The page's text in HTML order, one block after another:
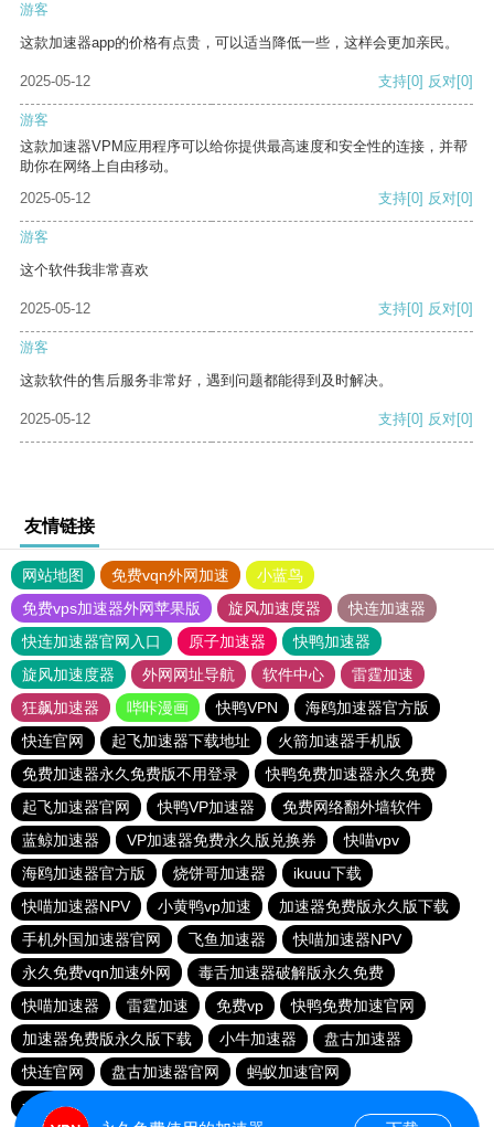
游客
这款加速器app的价格有点贵，可以适当降低一些，这样会更加亲民。
2025-05-12 支持[0] 反对[0]
游客
这款加速器VPM应用程序可以给你提供最高速度和安全性的连接，并帮
助你在网络上自由移动。
2025-05-12
支持[0] 反对[0]
游客
这个软件我非常喜欢
2025-05-12 支持[0] 反对[0]
游客
这款软件的售后服务非常好，遇到问题都能得到及时解决。
2025-05-12 支持[0] 反对[0]
友情链接
网站地图 免费vqn外网加速
小蓝鸟
免费vps加速器外网苹果版
旋风加速度器
快连加速器
快连加速器官网入口
原子加速器
快鸭加速器
旋风加速度器
外网网址导航 软件中心
雷霆加速
狂飙加速器
哔咔漫画 快鸭VPN
海鸥加速器官方版
快连官网
起飞加速器下载地址
火箭加速器手机版
免费加速器永久免费版不用登录
快鸭免费加速器永久免费
起飞加速器官网
快鸭VP加速器
免费网络翻外墙软件
蓝鲸加速器
VP加速器免费永久版兑换券
快喵vpv
海鸥加速器官方版
烧饼哥加速器
ikuuu下载
快喵加速器NPV
小黄鸭vp加速
加速器免费版永久版下载
手机外国加速器官网
飞鱼加速器
快喵加速器NPV
永久免费vqn加速外网
毒舌加速器破解版永久免费
快喵加速器
雷霆加速 免费vp
快鸭免费加速官网
加速器免费版永久版下载
小牛加速器
盘古加速器
快连官网
盘古加速器官网
蚂蚁加速官网
一元机场. com